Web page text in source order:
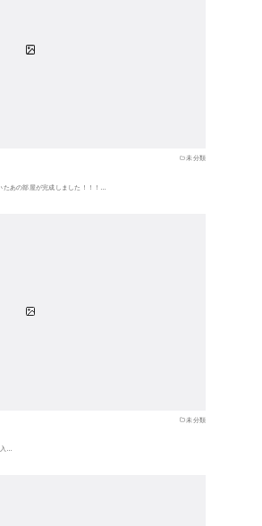
未分類
たあの部屋が完成しました！！！…
未分類
…